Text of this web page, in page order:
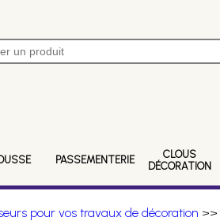
PASSEMENTERIE
CLOUS
DÉCORATION
pour vos travaux de décoration >>